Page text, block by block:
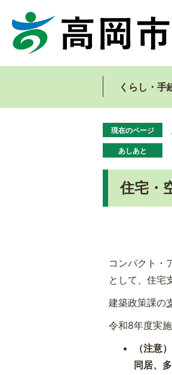
くらし・手
現在のページ
あしあと
住宅・
コンパクト・
として、住宅
建築政策課の
令和8年度実
（注意
同居、